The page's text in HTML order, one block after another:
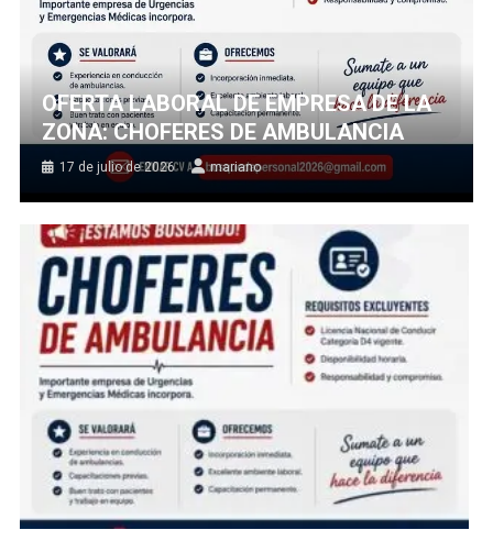
OFERTA LABORAL DE EMPRESA DE LA
ZONA: CHOFERES DE AMBULANCIA
17 de julio de 2026 mariano